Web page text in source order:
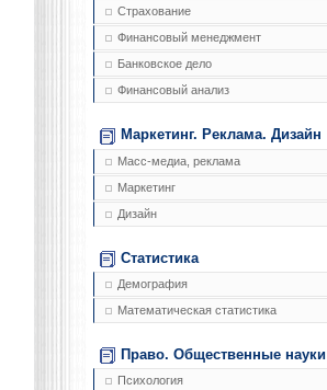
Страхование
Финансовый менеджмент
Банковское дело
Финансовый анализ
Маркетинг. Реклама. Дизайн
Масс-медиа, реклама
Маркетинг
Дизайн
Статистика
Демография
Математическая статистика
Право. Общественные науки
Психология